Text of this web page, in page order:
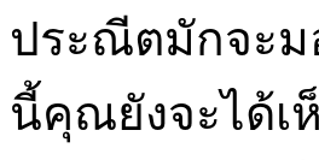
ประณีตมักจะม
นี้คุณยังจะได้